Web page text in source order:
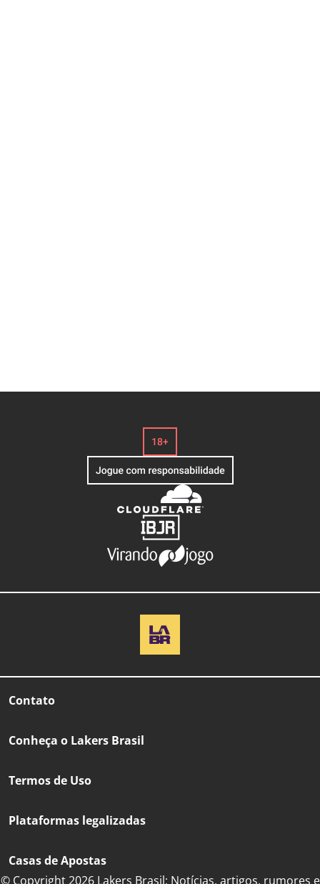
Contato
Conheça o Lakers Brasil
Termos de Uso
Plataformas legalizadas
Casas de Apostas
© Copyright 2026 Lakers Brasil: Notícias, artigos, rumores e